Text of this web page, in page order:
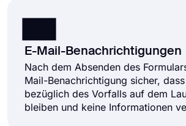
E-Mail-Benachrichtigungen
Nach dem Absenden des
Mail-Benachrichtigung sicher,
bezüglich des Vorfalls auf dem
bleiben und keine Informationen